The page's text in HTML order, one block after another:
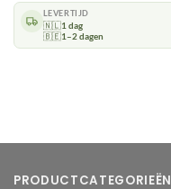
LEVERTIJD
🇳🇱1 dag
🇧🇪1–2 dagen
PRODUCTCATEGORIEËN